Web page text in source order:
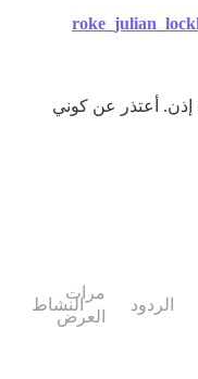
أعتذر عن كوني
الردود
مرات
العرض
النشاط